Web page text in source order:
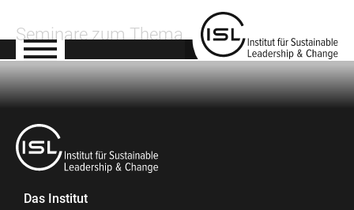
Seminare zum Thema
Das Institut